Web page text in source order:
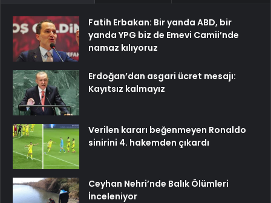
Fatih Erbakan: Bir yanda ABD, bir
yanda YPG biz de Emevi Camii’nde
namaz kılıyoruz
Erdoğan’dan asgari ücret mesajı:
Kayıtsız kalmayız
Verilen kararı beğenmeyen Ronaldo
sinirini 4. hakemden çıkardı
Ceyhan Nehri’nde Balık Ölümleri
İnceleniyor